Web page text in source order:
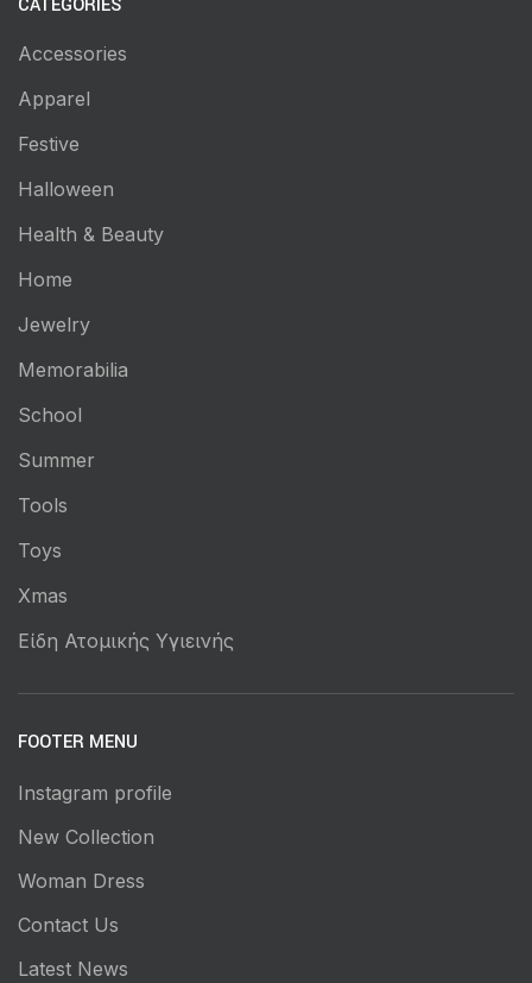
CATEGORIES
Accessories
Apparel
Festive
Halloween
Health & Beauty
Home
Jewelry
Memorabilia
School
Summer
Tools
Toys
Xmas
Είδη Ατομικής Υγιεινής
FOOTER MENU
Instagram profile
New Collection
Woman Dress
Contact Us
Latest News